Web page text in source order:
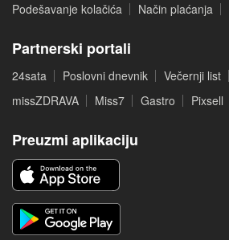
Podešavanje kolačića
Način plaćanja
Partnerski portali
24sata Poslovni dnevnik Večernji list
missZDRAVA
Miss7 Gastro Pixsell
Preuzmi aplikaciju